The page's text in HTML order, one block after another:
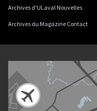
Archives d'ULaval Nouvelles
Archives du Magazine Contact